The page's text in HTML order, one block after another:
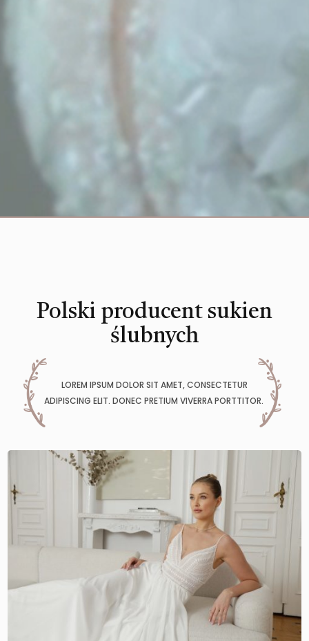
Polski producent sukien
ślubnych
LOREM IPSUM DOLOR SIT AMET, CONSECTETUR
ADIPISCING ELIT. DONEC PRETIUM VIVERRA PORTTITOR.